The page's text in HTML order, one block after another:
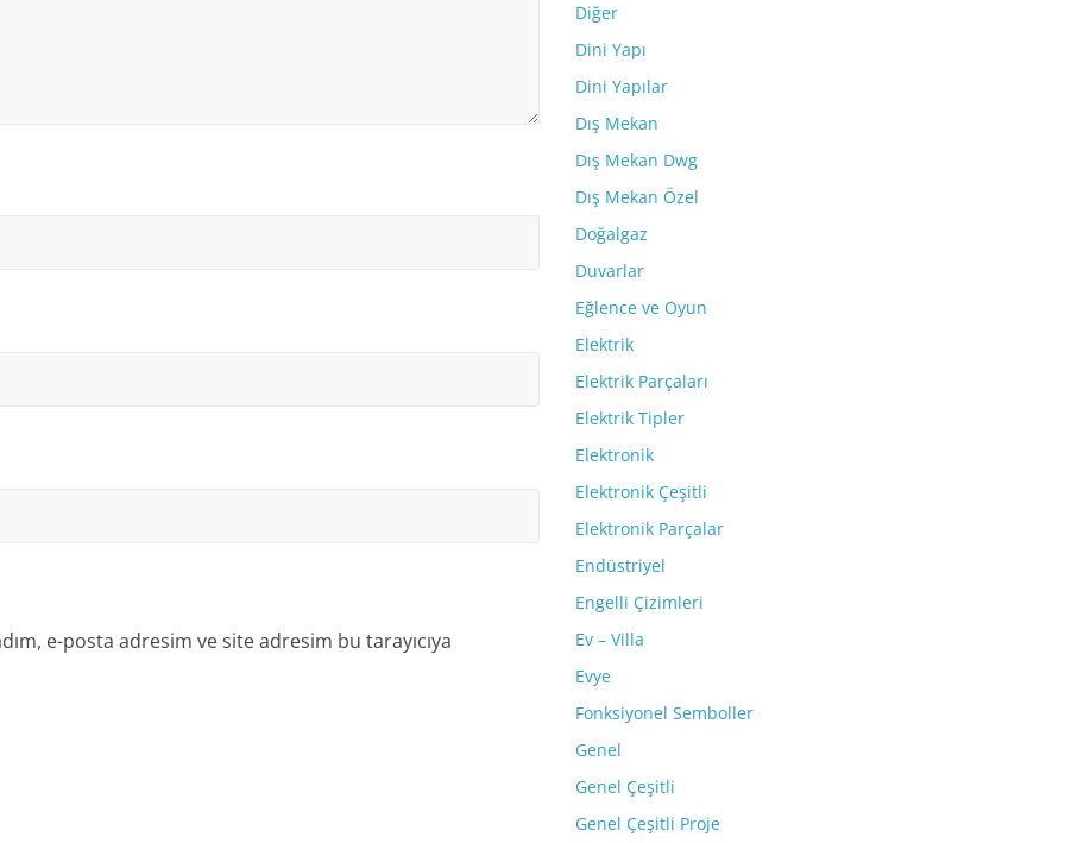
e-posta adresim ve site adresim bu tarayıcıya
Diğer
Dini Yapı
Dini Yapılar
Dış Mekan
Dış Mekan Dwg
Dış Mekan Özel
Doğalgaz
Duvarlar
Eğlence ve Oyun
Elektrik
Elektrik Parçaları
Elektrik Tipler
Elektronik
Elektronik Çeşitli
Elektronik Parçalar
Endüstriyel
Engelli Çizimleri
Ev – Villa
Evye
Fonksiyonel Semboller
Genel
Genel Çeşitli
Genel Çeşitli Proje